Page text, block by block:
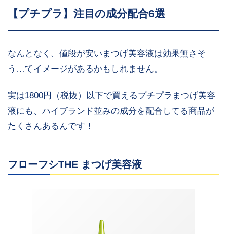
【プチプラ】注目の成分配合6選
なんとなく、値段が安いまつげ美容液は効果無さそ
う…てイメージがあるかもしれません。
実は1800円（税抜）以下で買えるプチプラまつげ美容
液にも、ハイブランド並みの成分を配合してる商品が
たくさんあるんです！
フローフシTHE まつげ美容液